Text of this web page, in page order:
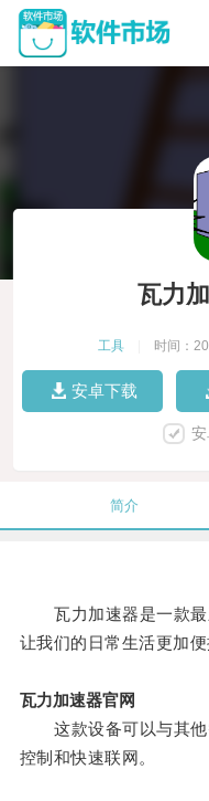
瓦力
工具 时间：
安卓下载
简介
瓦力加速器是一款最
让我们的日常生活更加
瓦力加速器官网
这款设备可以与其他
控制和快速联网。